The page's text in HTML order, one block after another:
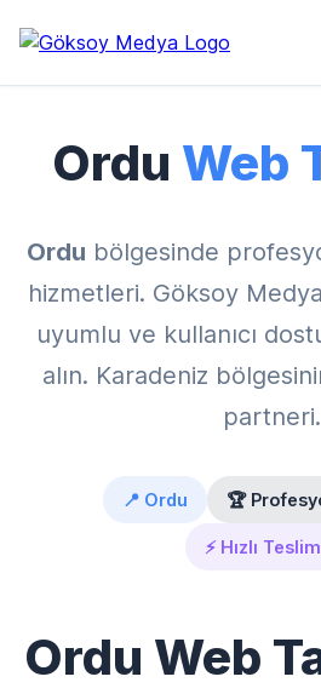
Ordu Web
Ordu bölgesinde
hizmetleri. Göksoy
uyumlu ve kullanıcı
alın. Karadeniz
partneri.
📍 Ordu 🏆
⚡ Hızlı
Ordu Web